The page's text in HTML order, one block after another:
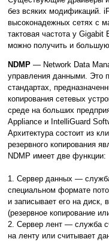
без всяких модификаций.
высоконадежных сетях с
тактовая частота у
можно получить и
NDMP — Network Data
управления данными. Это
стандартах,
копирования сетевых
среде на больших
Appliance и IntelliGuard
Архитектура состоит из
резервного копирования
NDMP имеет две функции:
1. Сервер данных —
специальном формате
и записывает его на диск,
(резервное копирование
2. Сервер лент — служба
на ленту или считывает